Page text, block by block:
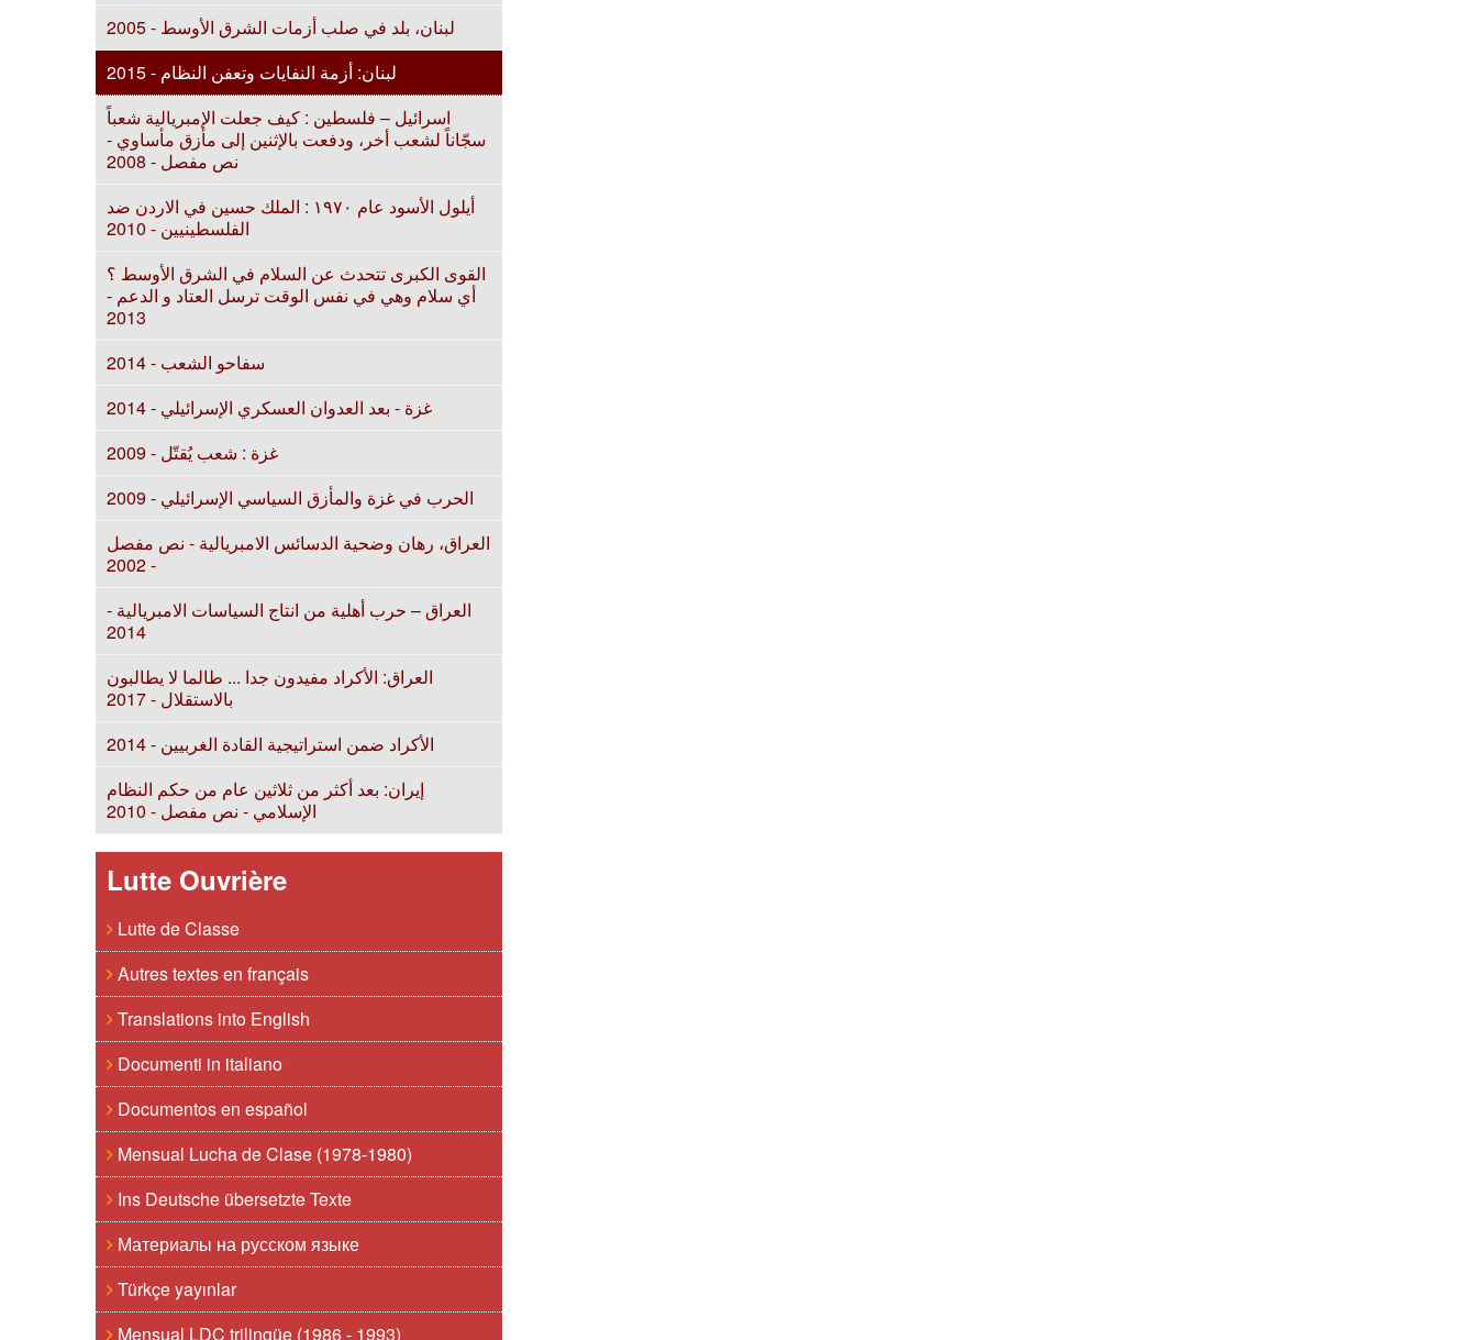
لبنان، بلد في صلب أزمات الشرق الأوسط - 2005
لبنان: أزمة النفايات وتعفن النظام - 2015
اسرائيل – فلسطين : كيف جعلت الإمبريالية شعباً
سجّاناً لشعب أخر، ودفعت بالإثنين إلى مأزق مأساوي -
نص مفصل - 2008
أيلول الأسود عام ۱٩٧٠ : الملك حسين في الاردن ضد
الفلسطينيين - 2010
القوى الكبرى تتحدث عن السلام في الشرق الأوسط ؟
أي سلام وهي في نفس الوقت ترسل العتاد و الدعم -
2013
سفاحو الشعب - 2014
غزة - بعد العدوان العسكري الإسرائيلي - 2014
غزة : شعب يُقتّل - 2009
الحرب في غزة والمأزق السياسي الإسرائيلي - 2009
العراق، رهان وضحية الدسائس الامبريالية - نص مفصل
- 2002
العراق – حرب أهلية من انتاج السياسات الامبريالية -
2014
العراق: الأكراد مفيدون جدا ... طالما لا يطالبون
بالاستقلال - 2017
الأكراد ضمن استراتيجية القادة الغربيين - 2014
إيران: بعد أكثر من ثلاثين عام من حكم النظام
الإسلامي - نص مفصل - 2010
Lutte Ouvrière
Lutte de Classe
Autres textes en français
Translations into English
Documenti in italiano
Documentos en español
Mensual Lucha de Clase (1978-1980)
Ins Deutsche übersetzte Texte
Материалы на русском языке
Türkçe yayınlar
Mensual LDC trilingüe (1986 - 1993)